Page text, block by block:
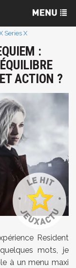
Series X
:
ACTION ?
Resident
mots, je
à un menu maxi